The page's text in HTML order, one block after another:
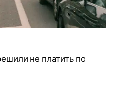
не платить по